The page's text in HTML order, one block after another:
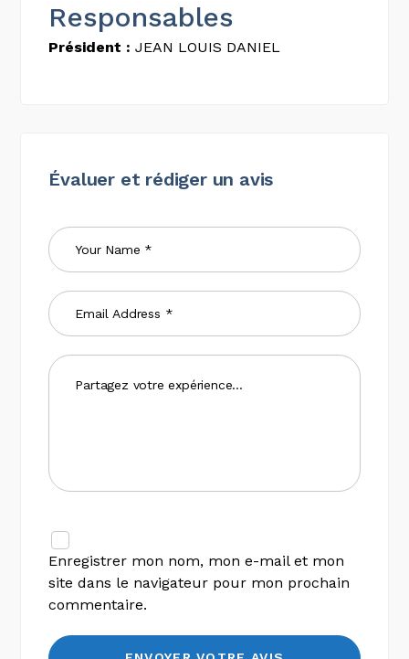
Responsables
Président : JEAN LOUIS DANIEL
Évaluer et rédiger un avis
Enregistrer mon nom, mon e-mail et mon
site dans le navigateur pour mon prochain
commentaire.